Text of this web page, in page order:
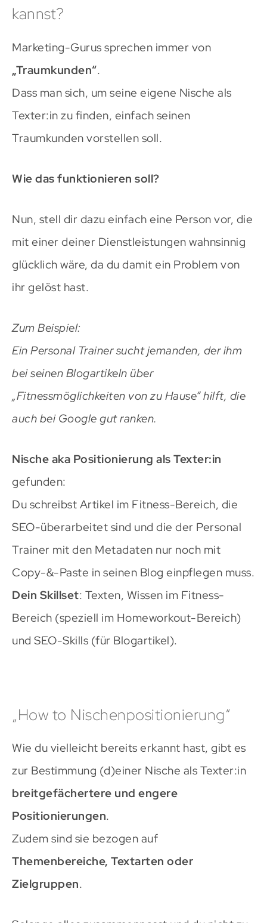
kannst?
Marketing-Gurus sprechen immer von
„Traumkunden“.
Dass man sich, um seine eigene Nische als
Texter:in zu finden, einfach seinen
Traumkunden vorstellen soll.
Wie das funktionieren soll?
Nun, stell dir dazu einfach eine Person vor, die
mit einer deiner Dienstleistungen wahnsinnig
glücklich wäre, da du damit ein Problem von
ihr gelöst hast.
Zum Beispiel:
Ein Personal Trainer sucht jemanden, der ihm
bei seinen Blogartikeln über
„Fitnessmöglichkeiten von zu Hause“ hilft, die
auch bei Google gut ranken.
Nische aka Positionierung als Texter:in
gefunden:
Du schreibst Artikel im Fitness-Bereich, die
SEO-überarbeitet sind und die der Personal
Trainer mit den Metadaten nur noch mit
Copy-&-Paste in seinen Blog einpflegen muss.
Dein Skillset: Texten, Wissen im Fitness-
Bereich (speziell im Homeworkout-Bereich)
und SEO-Skills (für Blogartikel).
„How to Nischenpositionierung“
Wie du vielleicht bereits erkannt hast, gibt es
zur Bestimmung (d)einer Nische als Texter:in
breitgefächertere und engere
Positionierungen.
Zudem sind sie bezogen auf
Themenbereiche, Textarten oder
Zielgruppen.